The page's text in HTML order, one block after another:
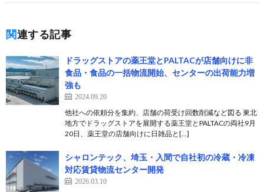
関連する記事
ドラッグストアの薬王堂とPALTACが店舗向けに非
食品・食品の一括物流開始、センターの出荷能力増
強も
2024.09.20
他社への依頼分を集約、店舗の荷受け回数削減など図る 東北
地方でドラッグストアを展開する薬王堂とPALTACの両社9月
20日、薬王堂の店舗向けに日雑品と[…]
シャロンテック、埼玉・入間で自社初の冷蔵・冷凍
対応賃貸物流センター開発
2026.03.10